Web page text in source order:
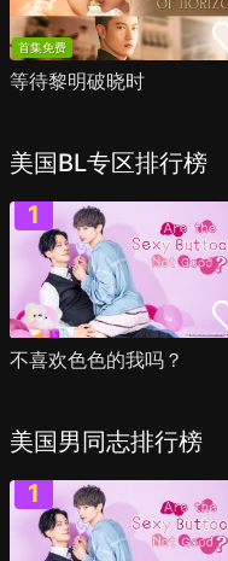
首集免费
等待黎明破晓时
美国BL专区排行榜
不喜欢色色的我吗？
美国男同志排行榜